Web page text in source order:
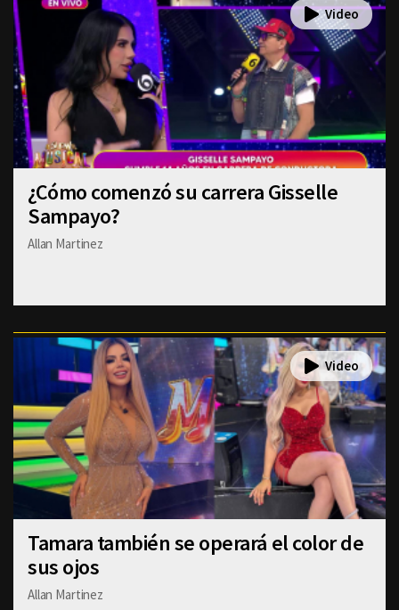
¿Cómo comenzó su carrera Gisselle
Sampayo?
Allan Martinez
Tamara también se operará el color de
sus ojos
Allan Martinez